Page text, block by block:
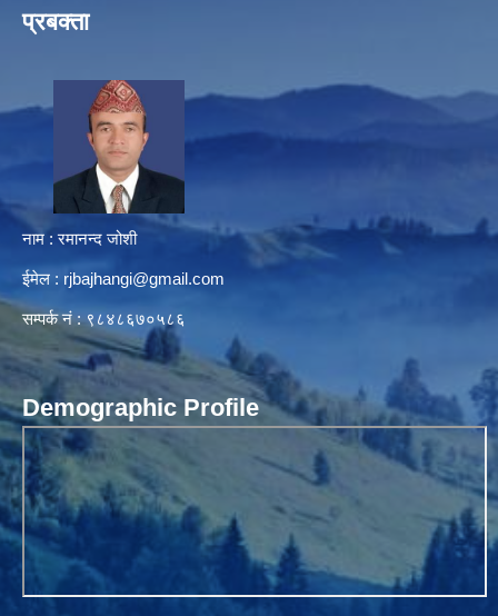
प्रबक्ता
नाम : रमानन्द जोशी
ईमेल : rjbajhangi@gmail.com
सम्पर्क नं : ९८४८६७०५८६
Demographic Profile